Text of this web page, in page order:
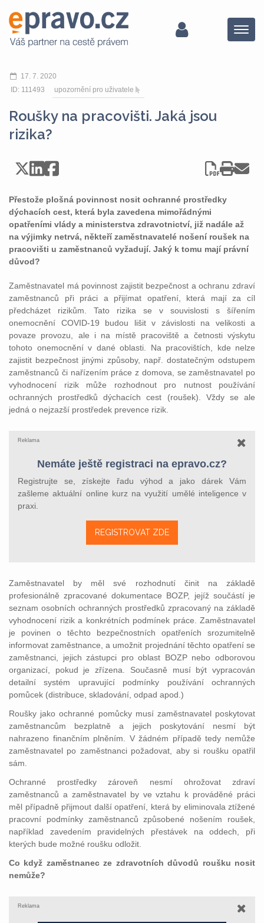
Menu
17. 7. 2020
ID: 111493
upozornění pro uživatele
Roušky na pracovišti. Jaká jsou
rizika?
Přestože plošná povinnost nosit ochranné prostředky
dýchacích cest, která byla zavedena mimořádnými
opatřeními vlády a ministerstva zdravotnictví, již nadále až
na výjimky netrvá, někteří zaměstnavatelé nošení roušek na
pracovišti u zaměstnanců vyžadují. Jaký k tomu mají právní
důvod?
Zaměstnavatel má povinnost zajistit bezpečnost a ochranu zdraví
zaměstnanců při práci a přijímat opatření, která mají za cíl
předcházet rizikům. Tato rizika se v souvislosti s šířením
onemocnění COVID-19 budou lišit v závislosti na velikosti a
povaze provozu, ale i na místě pracoviště a četnosti výskytu
tohoto onemocnění v dané oblasti. Na pracovištích, kde nelze
zajistit bezpečnost jinými způsoby, např. dostatečným odstupem
zaměstnanců či nařízením práce z domova, se zaměstnavatel po
vyhodnocení rizik může rozhodnout pro nutnost používání
ochranných prostředků dýchacích cest (roušek). Vždy se ale
jedná o nejzazší prostředek prevence rizik.
Reklama
Nemáte ještě registraci na epravo.cz?
Registrujte se, získejte řadu výhod a jako dárek Vám
zašleme aktuální online kurz na využití umělé inteligence v
praxi.
REGISTROVAT ZDE
Zaměstnavatel by měl své rozhodnutí činit na základě
profesionálně zpracované dokumentace BOZP, jejíž součástí je
seznam osobních ochranných prostředků zpracovaný na základě
vyhodnocení rizik a konkrétních podmínek práce. Zaměstnavatel
je povinen o těchto bezpečnostních opatřeních srozumitelně
informovat zaměstnance, a umožnit projednání těchto opatření se
zaměstnanci, jejich zástupci pro oblast BOZP nebo odborovou
organizací, pokud je zřízena. Současně musí být vypracován
detailní systém upravující podmínky používání ochranných
pomůcek (distribuce, skladování, odpad apod.)
Roušky jako ochranné pomůcky musí zaměstnavatel poskytovat
zaměstnancům bezplatně a jejich poskytování nesmí být
nahrazeno finančním plněním. V žádném případě tedy nemůže
zaměstnavatel po zaměstnanci požadovat, aby si roušku opatřil
sám.
Ochranné prostředky zároveň nesmí ohrožovat zdraví
zaměstnanců a zaměstnavatel by ve vztahu k prováděné práci
měl případně přijmout další opatření, která by eliminovala ztížené
pracovní podmínky zaměstnanců způsobené nošením roušek,
například zavedením pravidelných přestávek na oddech, při
kterých bude možné roušku odložit.
Co když zaměstnanec ze zdravotních důvodů roušku nosit
nemůže?
Reklama